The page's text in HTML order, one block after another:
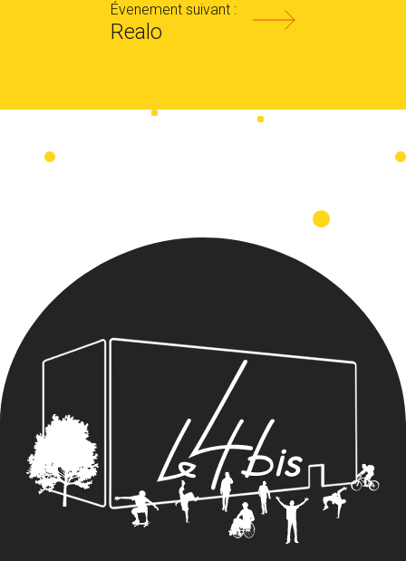
Évenement suivant :
Realo